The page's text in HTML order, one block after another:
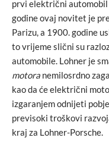
prvi električni automobil
godine ovaj novitet je
Parizu, a 1900. godine
to vrijeme slični su
automobile. Lohner je
motora nemilosrdno
kao da će električni
izgaranjem odnijeti
previsoki troškovi
kraj za Lohner-Porsche.